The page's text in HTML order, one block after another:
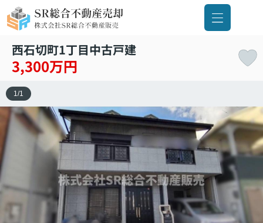
西石切町1丁目中古戸建
3,300万円
1 /1